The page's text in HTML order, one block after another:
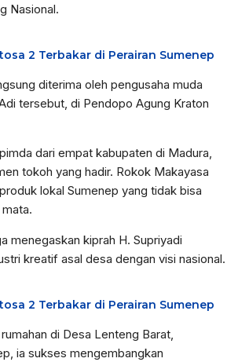
Nasional.
2 Terbakar di Perairan Sumenep
diterima oleh pengusaha muda
tersebut, di Pendopo Agung Kraton
dari empat kabupaten di Madura,
tokoh yang hadir. Rokok Makayasa
lokal Sumenep yang tidak bisa
menegaskan kiprah H. Supriyadi
kreatif asal desa dengan visi nasional.
2 Terbakar di Perairan Sumenep
di Desa Lenteng Barat,
ia sukses mengembangkan